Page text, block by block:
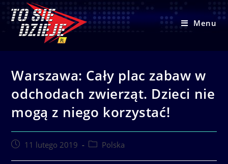
content
Menu
Warszawa: Cały plac zabaw w
odchodach zwierząt. Dzieci nie
mogą z niego korzystać!
Post11 lutego 2019
PostPolska